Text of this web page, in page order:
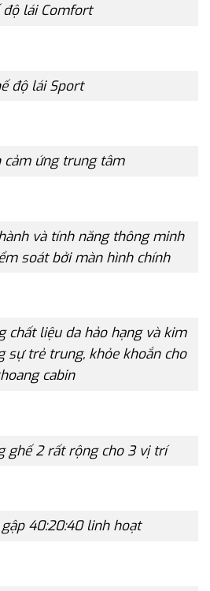
độ lái Comfort
độ lái Sport
cảm ứng trung tâm
và tính năng thông minh
soát bởi màn hình chính
chất liệu da hảo hạng và kim
sự trẻ trung, khỏe khoắn cho
cabin
ghế 2 rất rộng cho 3 vị trí
40:20:40 linh hoạt